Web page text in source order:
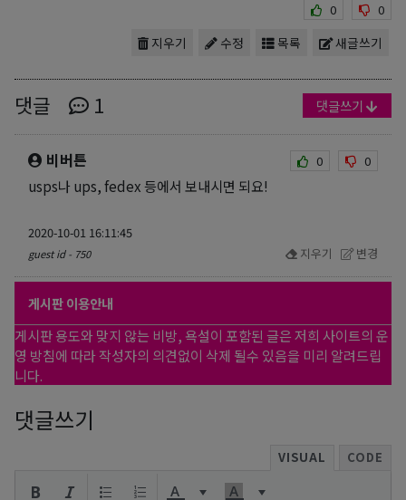
0 0
새글쓰기
목록
수정
지우기
댓글 1 댓글쓰기
비버튼 0 0
usps나 ups, fedex 등에서 보내시면 되요!
2020-10-01 16:11:45
guest id - 750 지우기 변경
게시판 이용안내
게시판 용도와 맞지 않는 비방, 욕설이 포함된 글은 저희 사이트의 운
영 방침에 따라 작성자의 의견없이 삭제 될수 있음을 미리 알려드립
니다.
댓글쓰기
VISUAL CODE